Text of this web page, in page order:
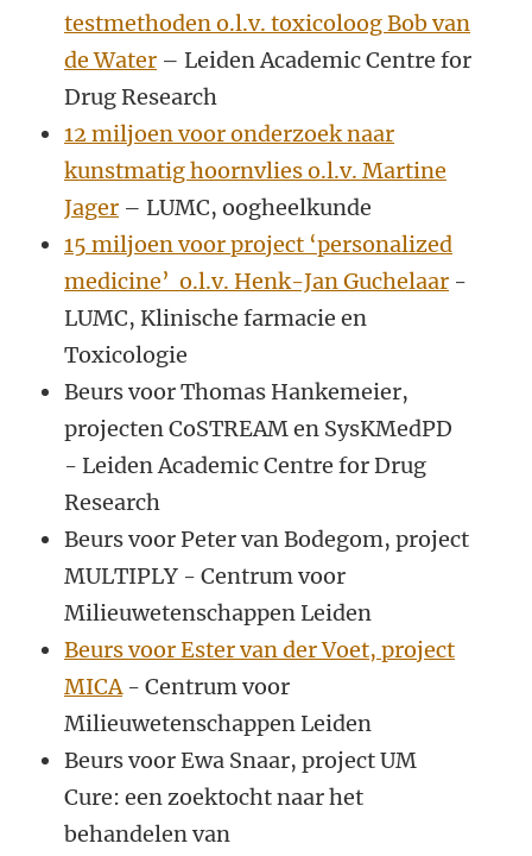
testmethoden o.l.v. toxicoloog Bob van
de Water – Leiden Academic Centre for
Drug Research
12 miljoen voor onderzoek naar
kunstmatig hoornvlies o.l.v. Martine
Jager – LUMC, oogheelkunde
15 miljoen voor project ‘personalized
medicine’ o.l.v. Henk-Jan Guchelaar -
LUMC, Klinische farmacie en
Toxicologie
Beurs voor Thomas Hankemeier,
projecten CoSTREAM en SysKMedPD
- Leiden Academic Centre for Drug
Research
Beurs voor Peter van Bodegom, project
MULTIPLY - Centrum voor
Milieuwetenschappen Leiden
Beurs voor Ester van der Voet, project
MICA- Centrum voor
Milieuwetenschappen Leiden
Beurs voor Ewa Snaar, project UM
Cure: een zoektocht naar het
behandelen van